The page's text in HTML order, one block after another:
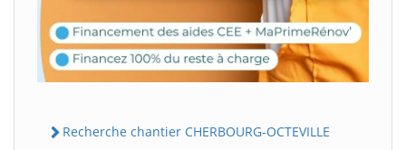
Recherche chantier CHERBOURG-OCTEVILLE